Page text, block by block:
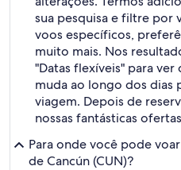
sua pesquisa e filtre por
voos específicos,
muito mais. Nos
"Datas flexíveis" para
muda ao longo dos dias
viagem. Depois de
nossas fantásticas
Para onde você pode
de Cancún (CUN)?